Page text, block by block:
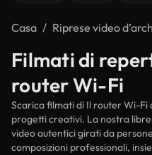
Casa Riprese video
Filmati di
router Wi-Fi
Scarica filmati di Il router Wi-
progetti creativi. La nostra
video autentici girati da
composizioni professionali,